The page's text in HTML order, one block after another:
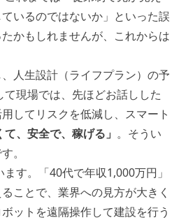
いるのではないか」といった誤
かもしれませんが、これからは
人生設計（ライフプラン）の予
て現場では、先ほどお話しした
してリスクを低減し、スマート
て、安全で、稼げる」 。そうい
。
す。「40代で年収1,000万円」
ことで、業界への見方が大きく
ットを遠隔操作して建設を行う